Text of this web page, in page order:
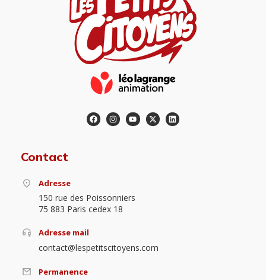
Contact
Adresse
150 rue des Poissonniers
75 883 Paris cedex 18
Adresse mail
contact@lespetitscitoyens.com
Permanence